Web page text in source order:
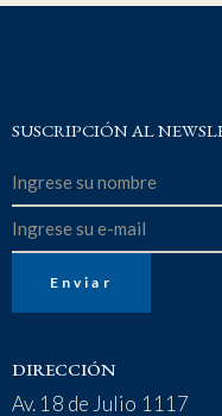
SUSCRIPCIÓN AL
DIRECCIÓN
Av. 18 de Julio 1117